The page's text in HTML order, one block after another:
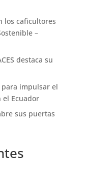
los caficultores
–
destaca su
para impulsar el
Ecuador
sus puertas